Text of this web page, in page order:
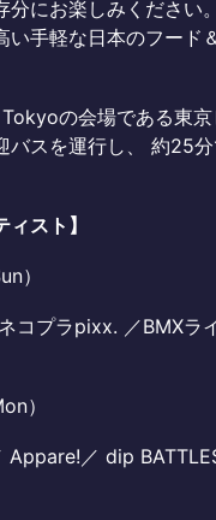
分にお楽しみください
い手軽な日本のフード
の会場である東
バスを運行し、 約25
ィスト】
）
コプラpixx. ／BMXラ
）
Appare!／ dip